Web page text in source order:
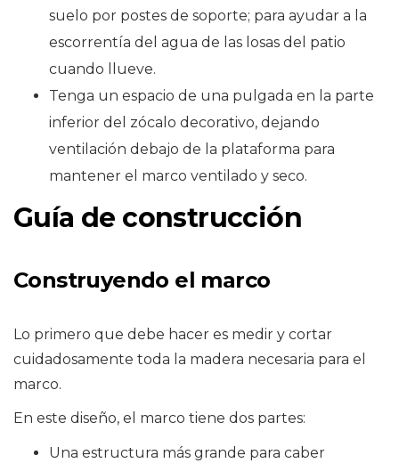
suelo por postes de soporte; para ayudar a la
escorrentía del agua de las losas del patio
cuando llueve.
Tenga un espacio de una pulgada en la parte
inferior del zócalo decorativo, dejando
ventilación debajo de la plataforma para
mantener el marco ventilado y seco.
Guía de construcción
Construyendo el marco
Lo primero que debe hacer es medir y cortar
cuidadosamente toda la madera necesaria para el
marco.
En este diseño, el marco tiene dos partes:
Una estructura más grande para caber